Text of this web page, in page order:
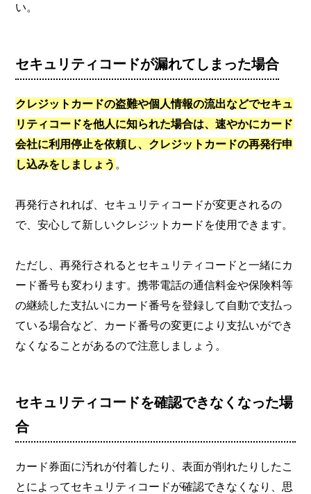
い。
セキュリティコードが漏れてしまった場合
クレジットカードの盗難や個人情報の流出などでセキュ
リティコードを他人に知られた場合は、速やかにカード
会社に利用停止を依頼し、クレジットカードの再発行申
し込みをしましょう 。
再発行されれば、セキュリティコードが変更されるの
で、安心して新しいクレジットカードを使用できます。
ただし、再発行されるとセキュリティコードと一緒にカ
ード番号も変わります。携帯電話の通信料金や保険料等
の継続した支払いにカード番号を登録して自動で支払っ
ている場合など、カード番号の変更により支払いができ
なくなることがあるので注意しましょう。
セキュリティコードを確認できなくなった場
合
カード券面に汚れが付着したり、表面が削れたりしたこ
とによってセキュリティコードが確認できなくなり、思